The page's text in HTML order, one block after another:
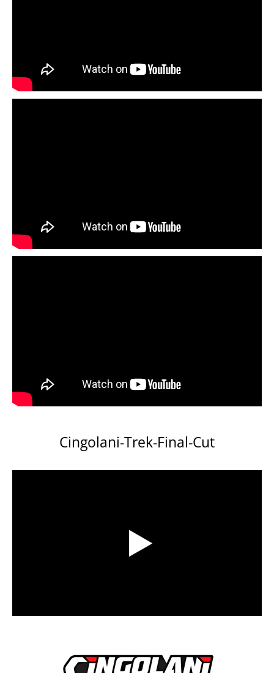
Cingolani-Trek-Final-Cut